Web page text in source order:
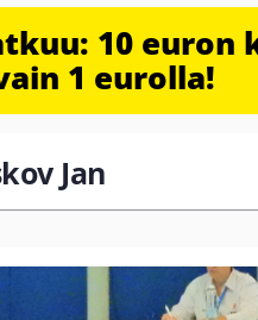
10
1 eurolla!
Jan